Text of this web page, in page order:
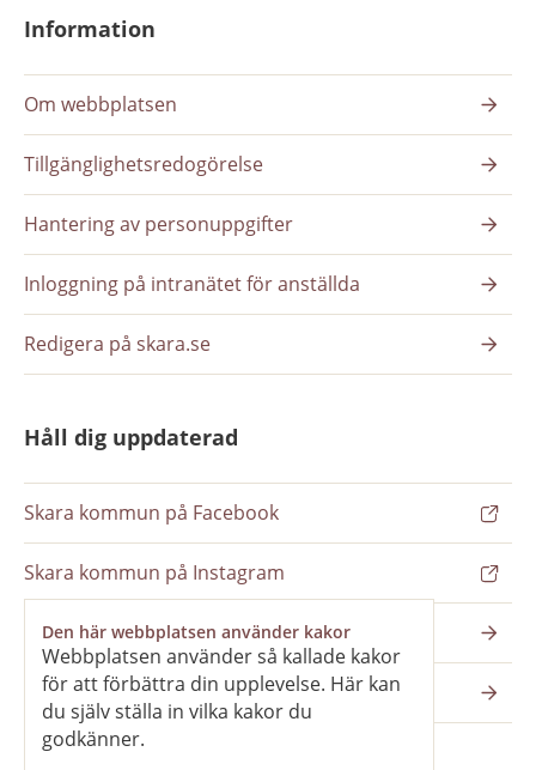
Den här webbplatsen använder kakor
Webbplatsen använder så kallade kakor
för att förbättra din upplevelse. Här kan
du själv ställa in vilka kakor du
godkänner.
Information
Om webbplatsen
Tillgänglighetsredogörelse
Hantering av personuppgifter
Inloggning på intranätet för anställda
Redigera på skara.se
Håll dig uppdaterad
Skara kommun på Facebook
Skara kommun på Instagram
Nyhetsbrev
Pressrum